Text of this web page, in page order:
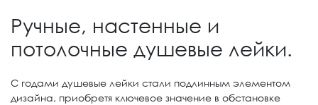
Ручные, настенные и
потолочные душевые лейки.
С годами душевые лейки стали подлинным элементом
дизайна, приобретя ключевое значение в обстановке